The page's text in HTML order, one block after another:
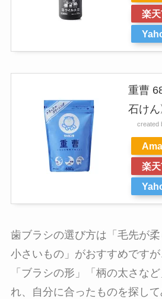
楽
重曹
石けん
created
楽
歯ブラシの選び方は「毛先が
小さいもの」がおすすめですが
「ブラシの形」「柄の太さな
れ、自分に合ったものを探して